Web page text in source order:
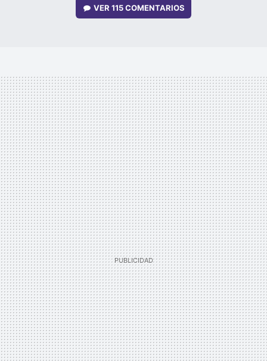
VER115 COMENTARIOS